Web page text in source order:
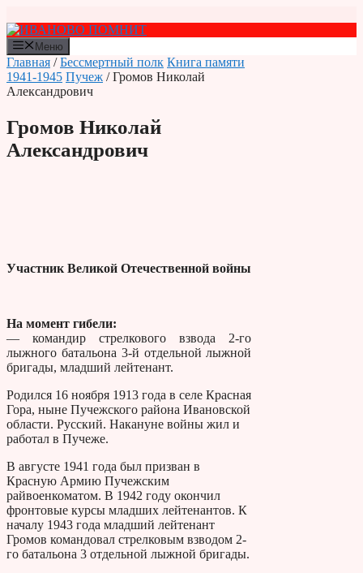
к
содержимому
Меню
Главная /Бессмертный полк Книга памяти
1941-1945 Пучеж / Громов Николай
Александрович
Громов Николай
Александрович
Участник Великой Отечественной войны
На момент гибели:
— командир стрелкового взвода 2-го
лыжного батальона 3-й отдельной лыжной
бригады, младший лейтенант.
Родился 16 ноября 1913 года в селе Красная
Гора, ныне Пучежского района Ивановской
области. Русский. Накануне войны жил и
работал в Пучеже.
В августе 1941 года был призван в
Красную Армию Пучежским
райвоенкоматом. В 1942 году окончил
фронтовые курсы младших лейтенантов. К
началу 1943 года младший лейтенант
Громов командовал стрелковым взводом 2-
го батальона 3 отдельной лыжной бригады.